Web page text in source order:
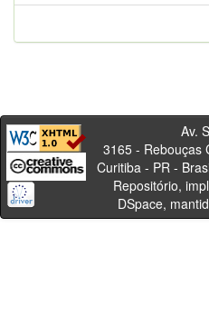
Av. Sete
3165 - Rebouças
Curitiba -
Repositório,
DSpace,